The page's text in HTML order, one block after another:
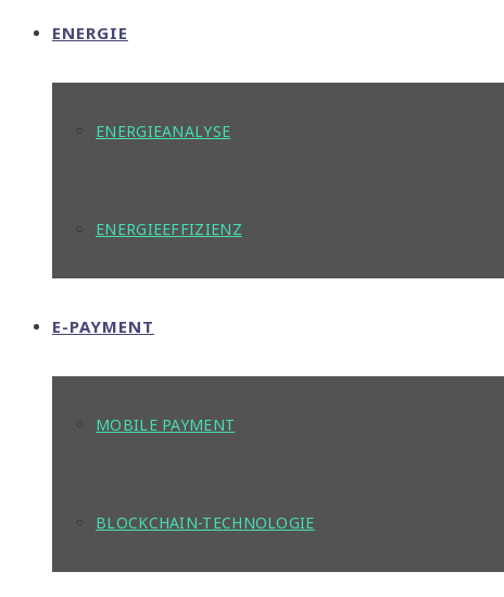
ENERGIE
ENERGIEANALYSE
ENERGIEEFFIZIENZ
E-PAYMENT
MOBILE PAYMENT
BLOCKCHAIN-TECHNOLOGIE